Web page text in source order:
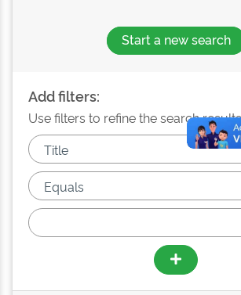
Start a new search
Add filters:
Use filters to refine the search